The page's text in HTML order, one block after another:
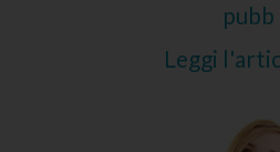
pubb
Leggi